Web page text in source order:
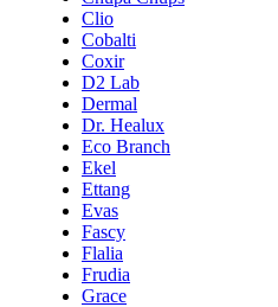
Clio
Cobalti
Coxir
D2 Lab
Dermal
Dr. Healux
Eco Branch
Ekel
Ettang
Evas
Fascy
Flalia
Frudia
Grace